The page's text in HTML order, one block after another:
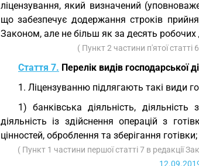
ліцензування, який визначений
що забезпечує додержання строків
Законом, але не більш як за десять
( Пункт 2 частини п'ятої статті
Стаття 7. Перелік видів господарської
1. Ліцензуванню підлягають такі види
1) банківська діяльність,
діяльність із здійснення операцій з
цінностей, оброблення та зберігання готівки;
( Пункт 1 частини першої статті 7 в редакції